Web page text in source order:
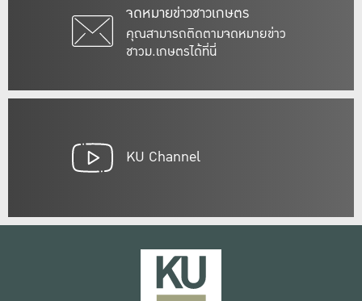
จดหมายข่าวชาวเกษตร
คุณสามารถติดตามจดหมายข่าว
ชาวม.เกษตรได้ที่นี่
KU Channel